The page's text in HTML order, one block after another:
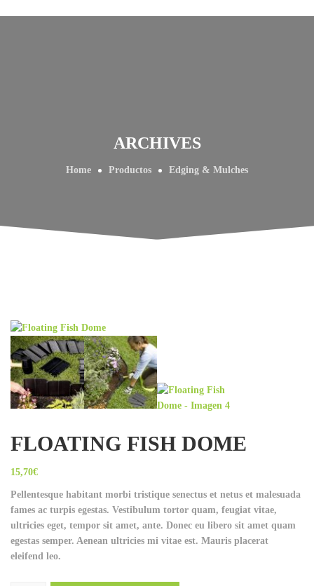
ARCHIVES
Home Productos Edging & Mulches
FLOATING FISH DOME
15,70€
Pellentesque habitant morbi tristique senectus et netus et malesuada
fames ac turpis egestas. Vestibulum tortor quam, feugiat vitae,
ultricies eget, tempor sit amet, ante. Donec eu libero sit amet quam
egestas semper. Aenean ultricies mi vitae est. Mauris placerat
eleifend leo.